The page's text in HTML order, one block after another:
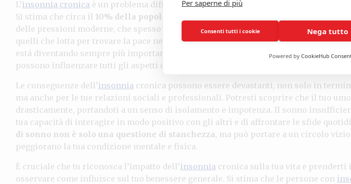
L’insonnia cronica è un problema diffuso che colpisce un numero considerevole di
Si stima che circa il 10% della popolazione adulta ne soffra
delle pressioni moderne, che spesso contribuiscono a una vita frenetica e
quelli che lotta per trovare la pace nel
sonno, non sei solo. Laconsapevolezzadella
está diventando sempre più importante poiché gli effetti collaterali si manifestano
possono influenzare tutti gli aspetti della tua vita quotidiana.
Le conseguenze dell’insonnia cronica possono essere devastanti, non solo in
ma anche per le tue relazioni sociali e professionali. Potresti scoprire che il tuo
drasticamente, portandoti a un senso di isolamento e impotenza. Il sonno
tua capacità di interagire in modo positivo con gli altri e di affrontare le sfide
di sonno non è solo una questione di stanchezza, ma può portare a un circolo
peggiorano la tua condizione mentale e fisica.
È cruciale che tu riconosca l’impatto dell’insonnia cronica sulla tua vita e prenderti
osservare come influisce sul tuo benessere generale. Si stima che le persone con
Per saperne di più
Consenti tutti i cookie Nega tutto
Powered by CookieHub